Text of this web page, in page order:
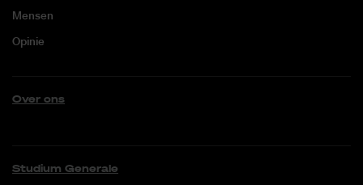
Mensen
Opinie
Over ons
Studium Generale